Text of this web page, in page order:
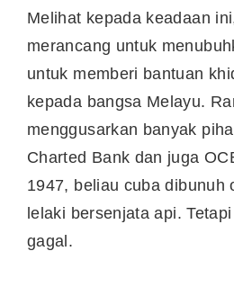
Melihat kepada keadaan
merancang untuk
untuk memberi bantuan
kepada bangsa Melayu.
menggusarkan banyak
Charted Bank dan juga
1947, beliau cuba dibunuh
lelaki bersenjata api.
gagal.